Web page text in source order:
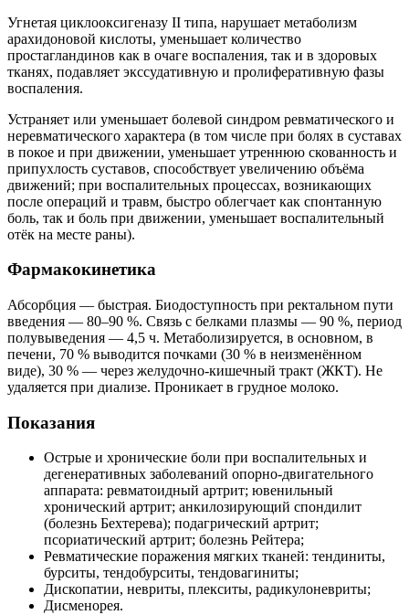
Угнетая циклооксигеназу II типа, нарушает метаболизм
арахидоновой кислоты, уменьшает количество
простагландинов как в очаге воспаления, так и в здоровых
тканях, подавляет экссудативную и пролиферативную фазы
воспаления.
Устраняет или уменьшает болевой синдром ревматического и
неревматического характера (в том числе при болях в суставах
в покое и при движении, уменьшает утреннюю скованность и
припухлость суставов, способствует увеличению объёма
движений; при воспалительных процессах, возникающих
после операций и травм, быстро облегчает как спонтанную
боль, так и боль при движении, уменьшает воспалительный
отёк на месте раны).
Фармакокинетика
Абсорбция — быстрая. Биодоступность при ректальном пути
введения — 80–90 %. Связь с белками плазмы — 90 %, период
полувыведения — 4,5 ч. Метаболизируется, в основном, в
печени, 70 % выводится почками (30 % в неизменённом
виде), 30 % — через желудочно-кишечный тракт (ЖКТ). Не
удаляется при диализе. Проникает в грудное молоко.
Показания
Острые и хронические боли при воспалительных и
дегенеративных заболеваний опорно-двигательного
аппарата: ревматоидный артрит; ювенильный
хронический артрит; анкилозирующий спондилит
(болезнь Бехтерева); подагрический артрит;
псориатический артрит; болезнь Рейтера;
Ревматические поражения мягких тканей: тендиниты,
бурситы, тендобурситы, тендовагиниты;
Дископатии, невриты, плекситы, радикулоневриты;
Дисменорея.